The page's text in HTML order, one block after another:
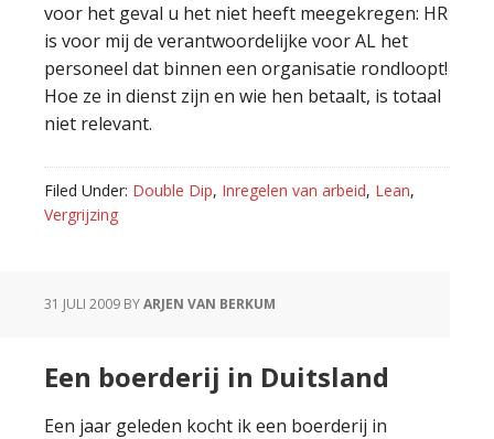
voor het geval u het niet heeft meegekregen: HR
is voor mij de verantwoordelijke voor AL het
personeel dat binnen een organisatie rondloopt!
Hoe ze in dienst zijn en wie hen betaalt, is totaal
niet relevant.
Filed Under: Double Dip, Inregelen van arbeid, Lean,
Vergrijzing
31 JULI 2009 BYARJEN VAN BERKUM
Een boerderij in Duitsland
Een jaar geleden kocht ik een boerderij in